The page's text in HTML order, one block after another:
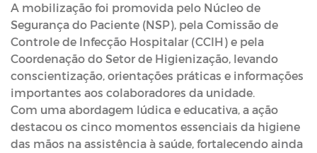
A mobilização foi promovida pelo Núcleo de
Segurança do Paciente (NSP), pela Comissão de
Controle de Infecção Hospitalar (CCIH) e pela
Coordenação do Setor de Higienização, levando
conscientização, orientações práticas e informações
importantes aos colaboradores da unidade.
Com uma abordagem lúdica e educativa, a ação
destacou os cinco momentos essenciais da higiene
das mãos na assistência à saúde, fortalecendo ainda